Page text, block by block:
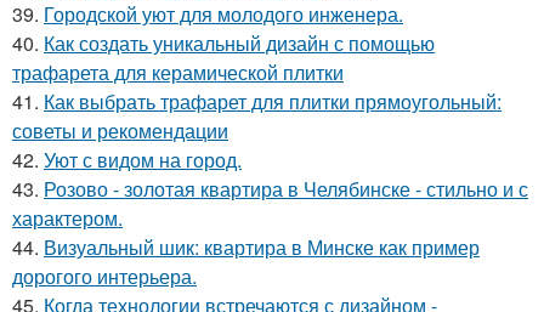
39. Городской уют для молодого инженера.
40. Как создать уникальный дизайн с помощью
трафарета для керамической плитки
41. Как выбрать трафарет для плитки прямоугольный:
советы и рекомендации
42. Уют с видом на город.
43. Розово - золотая квартира в Челябинске - стильно и с
характером.
44. Визуальный шик: квартира в Минске как пример
дорогого интерьера.
45. Когда технологии встречаются с дизайном -